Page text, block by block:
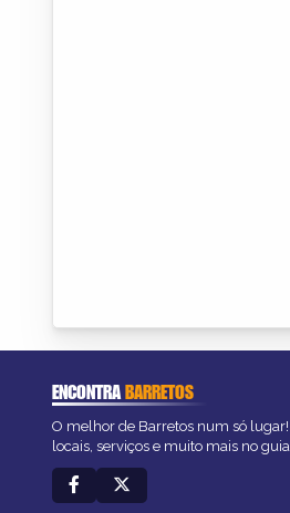
ENCONTRABARRETOS
O melhor de Barretos num só
locais, serviços e muito mais no